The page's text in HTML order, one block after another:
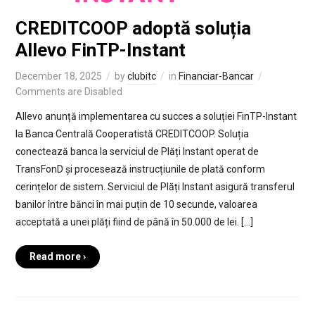
CREDITCOOP adoptă soluția
Allevo FinTP-Instant
December 18, 2025 byclubitc in Financiar-Bancar
Comments are Disabled
Allevo anunță implementarea cu succes a soluției FinTP-Instant
la Banca Centrală Cooperatistă CREDITCOOP. Soluția
conectează banca la serviciul de Plăți Instant operat de
TransFonD și procesează instrucțiunile de plată conform
cerințelor de sistem. Serviciul de Plăți Instant asigură transferul
banilor între bănci în mai puțin de 10 secunde, valoarea
acceptată a unei plăți fiind de până în 50.000 de lei. […]
Read more ›